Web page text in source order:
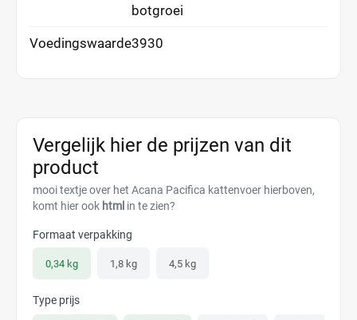
botgroei
Voedingswaarde3930
Vergelijk hier de prijzen van dit
product
mooi textje over het Acana Pacifica kattenvoer hierboven,
komt hier ook html in te zien?
Formaat verpakking
0,34 kg 1,8 kg 4,5 kg
Type prijs